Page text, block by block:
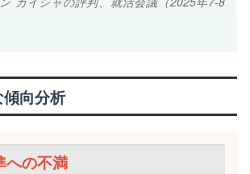
向分析
への不満